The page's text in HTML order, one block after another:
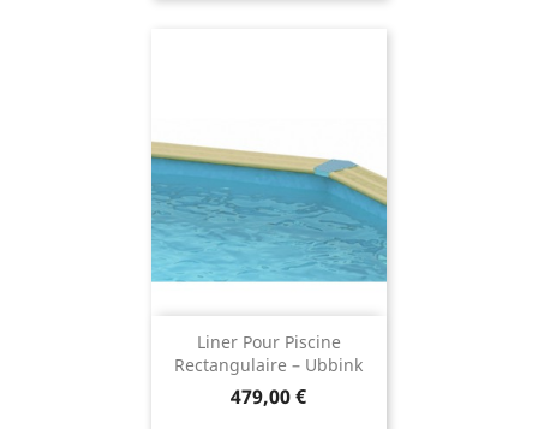
Liner Pour Piscine
Rectangulaire – Ubbink
Prix
479,00 €